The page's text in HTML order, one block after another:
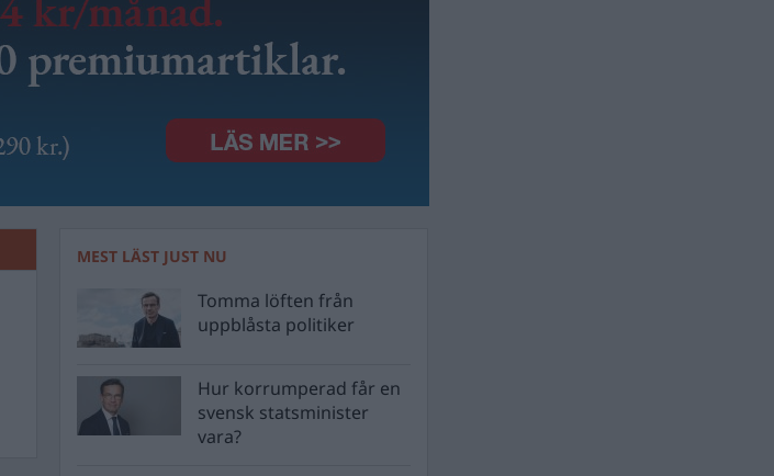
MEST LÄST JUST NU
Tomma löften från
uppblåsta politiker
Hur korrumperad får en
svensk statsminister
vara?